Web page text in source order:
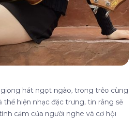
giọng hát ngọt ngào, trong trẻo cùng
thể hiện nhạc đặc trưng, tin rằng sẽ
cảm của người nghe và cơ hội